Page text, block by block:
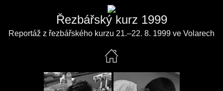
Řezbářský kurz 1999
Reportáž z řezbářského kurzu 21.–22. 8. 1999 ve Volarech